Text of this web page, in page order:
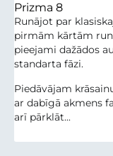
Prizma 8
Runājot par
pirmām kārtām
pieejami dažādos
standarta fāzi.
Piedāvājam
ar dabīgā akmens
arī pārklāt...